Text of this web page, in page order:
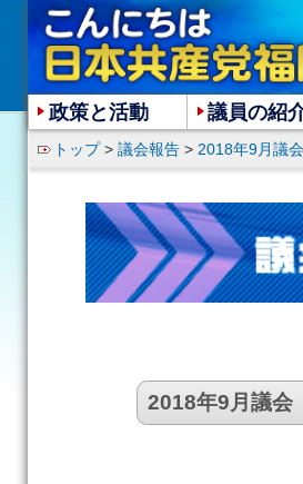
トップ> 議会報告 > 2018年9月議会
2018年9月議会
政策と活動 議員の紹